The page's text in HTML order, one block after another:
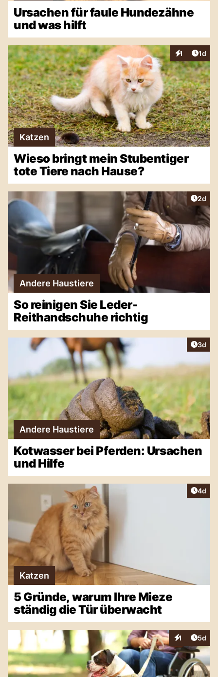
Ursachen für faule Hundezähne
und was hilft
1
Interaktionen
1d
Katzen
Wieso bringt mein Stubentiger
tote Tiere nach Hause?
2d
Andere Haustiere
So reinigen Sie Leder-
Reithandschuhe richtig
3d
Andere Haustiere
Kotwasser bei Pferden: Ursachen
und Hilfe
4d
Katzen
5 Gründe, warum Ihre Mieze
ständig die Tür überwacht
1
Interaktionen
5d